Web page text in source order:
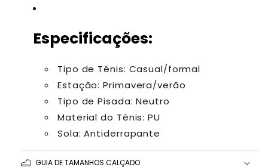
Especificações:
Tipo de Ténis: Casual/formal
Estação: Primavera/verão
Tipo de Pisada: Neutro
Material do Ténis: PU
Sola: Antiderrapante
GUIA DE TAMANHOS CALÇADO